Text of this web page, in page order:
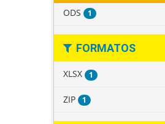
ODS 1
FORMATOS
XLSX 1
ZIP 1